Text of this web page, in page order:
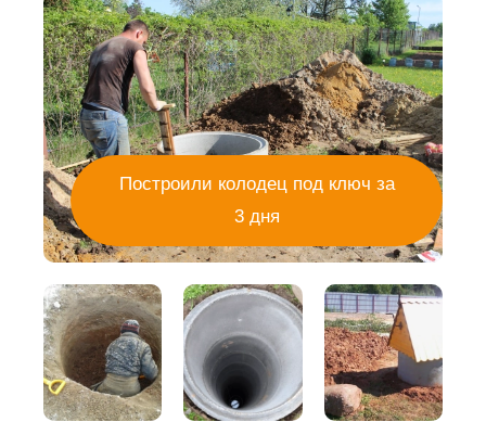
Построили колодец под ключ за
3 дня